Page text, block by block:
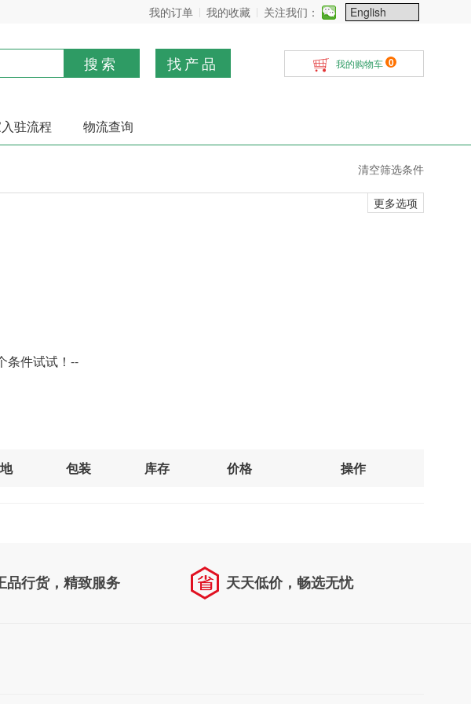
我的订单 我的收藏 关注我们：
搜索 找产品 我的购物车 0
驻流程 物流查询
清空筛选条件
更多选项
条件试试！--
包装 库存 价格 操作
品行货，精致服务 天天低价，畅选无忧